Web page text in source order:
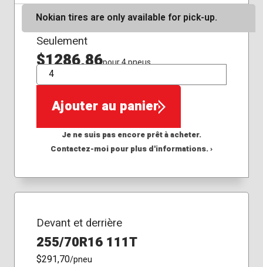
Nokian tires are only available for pick-up.
Seulement
$1286,86pour 4 pneus
QTÉ
Ajouter au panier
Je ne suis pas encore prêt à acheter.
Contactez-moi pour plus d'informations. ›
Devant et derrière
255/70R16 111T
$291,70/pneu